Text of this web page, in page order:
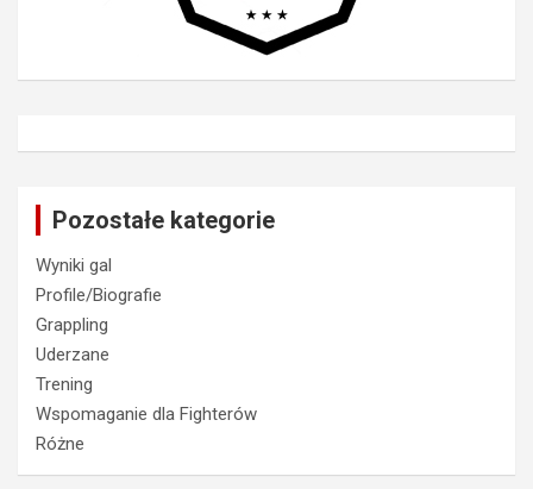
Pozostałe kategorie
Wyniki gal
Profile/Biografie
Grappling
Uderzane
Trening
Wspomaganie dla Fighterów
Różne